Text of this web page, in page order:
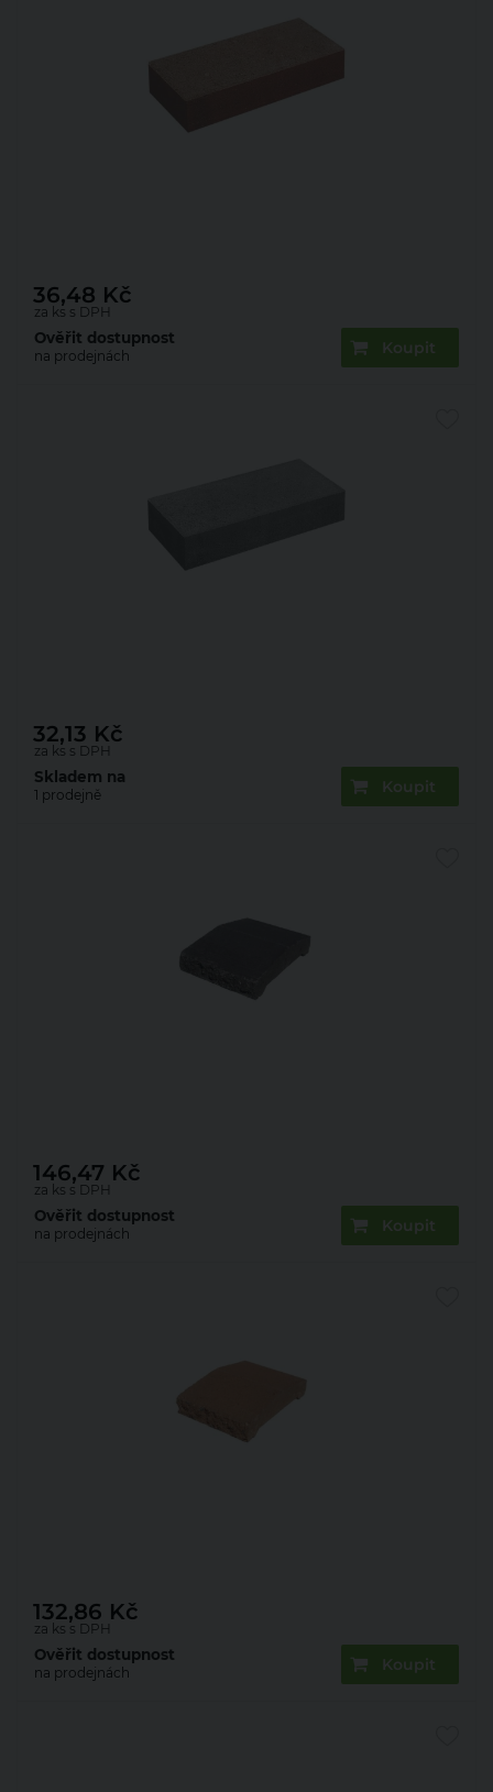
za ks s DPH
36,48 Kč
Koupit
Ověřit dostupnost
na prodejnách
za ks s DPH
32,13 Kč
Koupit
Skladem na
1 prodejně
za ks s DPH
146,47 Kč
Koupit
Ověřit dostupnost
na prodejnách
za ks s DPH
132,86 Kč
Koupit
Ověřit dostupnost
na prodejnách